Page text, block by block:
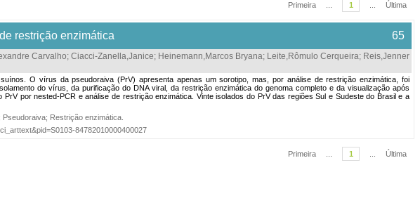
Primeira 1 Última
restrição enzimática 65
Carvalho; Ciacci-Zanella,Janice; Heinemann,Marcos Bryana; Leite,Rômulo Cerqueira; Reis,Jenner
O vírus da pseudoraiva (PrV) apresenta apenas um sorotipo, mas, por análise de restrição enzimática, foi
do vírus, da purificação do DNA viral, da restrição enzimática do genoma completo e da visualização após
por nested-PCR e análise de restrição enzimática. Vinte isolados do PrV das regiões Sul e Sudeste do Brasil e a
Pseudoraiva; Restrição enzimática
84782010000400027
Primeira 1 Última